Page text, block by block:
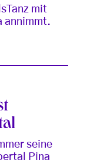
mit
annimmt.
seine
Pina